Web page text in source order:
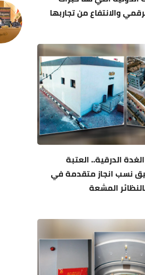
والانتفاع من تجاربها
الدرقية.. العتبة
نسب انجاز متقدمة في
المشعة